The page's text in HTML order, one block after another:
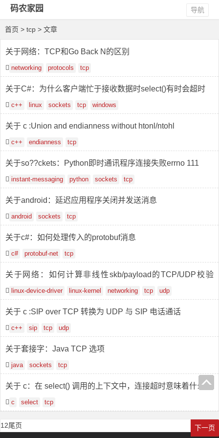
码农家园 导航
首页 > tcp > 文章
关于网络：TCP和Go Back N的区别
networking protocols tcp
关于C#：为什么客户端忙于接收数据时select()有时会超时
c++ linux sockets tcp windows
关于 c :Union and endianness without htonl/ntohl
c++ endianness tcp
关于so??ckets：Python即时通讯程序连接失败errno 111
instant-messaging python sockets tcp
关于android：延迟应用程序关闭并发送消息
android sockets tcp
关于c#：如何处理传入的protobuf消息
c# protobuf-net tcp
关于网络：如何计算非线性skb/payload的TCP/UDP校验
和？linux-device-driver linux-kernel networking tcp udp
关于 c :SIP over TCP 转换为 UDP 与 SIP 电话通话
c++ sip tcp udp
关于套接字：Java TCP 选项
java sockets tcp
关于 c：在 select() 调用的上下文中，连接超时意味着什么
c select tcp
1 2 下一页
尾页